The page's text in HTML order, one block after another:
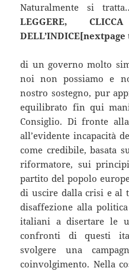
Naturalmente si
LEGGERE,
DELL’INDICE[nextpage
di un governo molto
noi non possiamo e
nostro sostegno, pur
equilibrato fin qui
Consiglio. Di fronte
all’evidente incapacità
come credibile, basata
riformatore, sui
partito del popolo
di uscire dalla crisi e al
disaffezione alla
italiani a disertare le
confronti di questi
svolgere una
coinvolgimento. Nella